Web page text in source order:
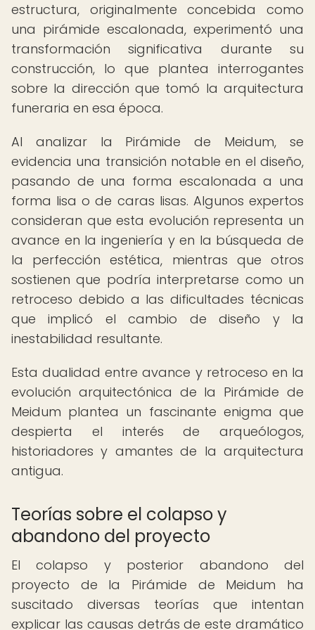
estructura, originalmente concebida como
una pirámide escalonada, experimentó una
transformación significativa durante su
construcción, lo que plantea interrogantes
sobre la dirección que tomó la arquitectura
funeraria en esa época.
Al analizar la Pirámide de Meidum, se
evidencia una transición notable en el diseño,
pasando de una forma escalonada a una
forma lisa o de caras lisas. Algunos expertos
consideran que esta evolución representa un
avance en la ingeniería y en la búsqueda de
la perfección estética, mientras que otros
sostienen que podría interpretarse como un
retroceso debido a las dificultades técnicas
que implicó el cambio de diseño y la
inestabilidad resultante.
Esta dualidad entre avance y retroceso en la
evolución arquitectónica de la Pirámide de
Meidum plantea un fascinante enigma que
despierta el interés de arqueólogos,
historiadores y amantes de la arquitectura
antigua.
Teorías sobre el colapso y
abandono del proyecto
El colapso y posterior abandono del
proyecto de la Pirámide de Meidum ha
suscitado diversas teorías que intentan
explicar las causas detrás de este dramático